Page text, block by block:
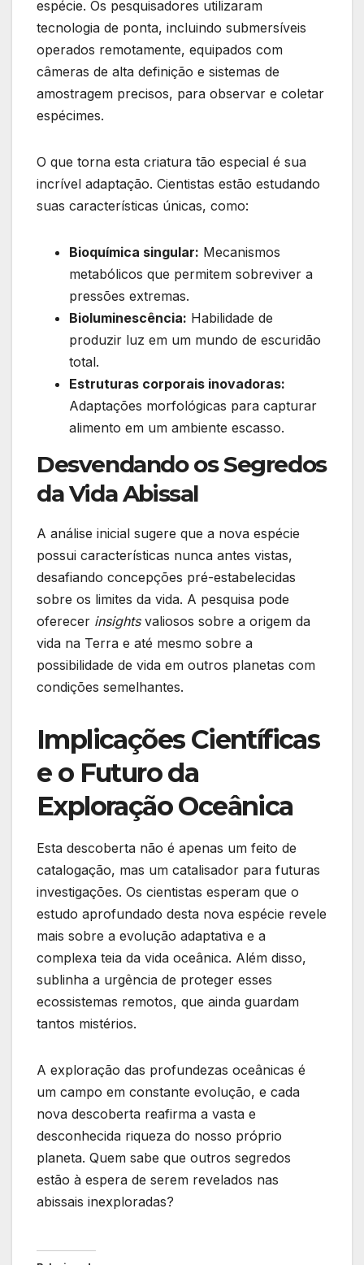
espécie. Os pesquisadores utilizaram
tecnologia de ponta, incluindo submersíveis
operados remotamente, equipados com
câmeras de alta definição e sistemas de
amostragem precisos, para observar e coletar
espécimes.
O que torna esta criatura tão especial é sua
incrível adaptação. Cientistas estão estudando
suas características únicas, como:
Bioquímica singular: Mecanismos
metabólicos que permitem sobreviver a
pressões extremas.
Bioluminescência: Habilidade de
produzir luz em um mundo de escuridão
total.
Estruturas corporais inovadoras:
Adaptações morfológicas para capturar
alimento em um ambiente escasso.
Desvendando os Segredos
da Vida Abissal
A análise inicial sugere que a nova espécie
possui características nunca antes vistas,
desafiando concepções pré-estabelecidas
sobre os limites da vida. A pesquisa pode
oferecer insightsvaliosos sobre a origem da
vida na Terra e até mesmo sobre a
possibilidade de vida em outros planetas com
condições semelhantes.
Implicações Científicas
e o Futuro da
Exploração Oceânica
Esta descoberta não é apenas um feito de
catalogação, mas um catalisador para futuras
investigações. Os cientistas esperam que o
estudo aprofundado desta nova espécie revele
mais sobre a evolução adaptativa e a
complexa teia da vida oceânica. Além disso,
sublinha a urgência de proteger esses
ecossistemas remotos, que ainda guardam
tantos mistérios.
A exploração das profundezas oceânicas é
um campo em constante evolução, e cada
nova descoberta reafirma a vasta e
desconhecida riqueza do nosso próprio
planeta. Quem sabe que outros segredos
estão à espera de serem revelados nas
abissais inexploradas?